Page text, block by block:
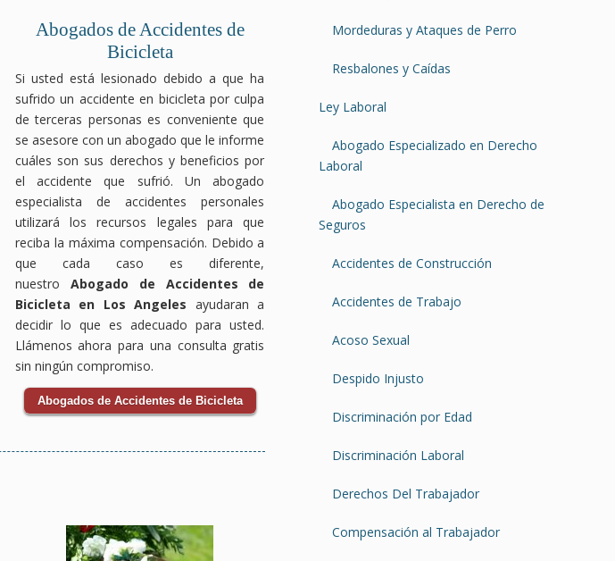
consulta gratuita. No enfrentes esta
situación solo. Estamos aquí para
compensación que te
corresponden.
Abogados de Accidentes de
Bicicleta
Si usted está lesionado debido a que ha
sufrido un accidente en bicicleta por culpa
de terceras personas es conveniente que
se asesore con un abogado que le informe
cuáles son sus derechos y beneficios por
el accidente que sufrió. Un abogado
especialista de accidentes personales
utilizará los recursos legales para que
reciba la máxima compensación. Debido a
que cada caso es diferente,
nuestro Abogado de Accidentes de
Bicicleta en Los Angeles ayudaran a
decidir lo que es adecuado para usted.
Llámenos ahora para una consulta gratis
sin ningún compromiso.
Abogados de Accidentes de Bicicleta
Mordeduras y Ataques de Perro
Resbalones y Caídas
Ley Laboral
Abogado Especializado en Derecho
Laboral
Abogado Especialista en Derecho de
Seguros
Accidentes de Construcción
Accidentes de Trabajo
Acoso Sexual
Despido Injusto
Discriminación por Edad
Discriminación Laboral
Derechos Del Trabajador
Compensación al Trabajador